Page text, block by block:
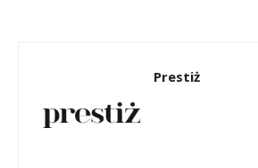
Prestiż